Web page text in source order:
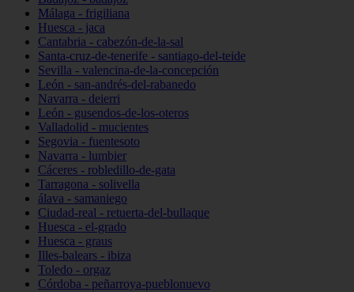
Málaga - frigiliana
Huesca - jaca
Cantabria - cabezón-de-la-sal
Santa-cruz-de-tenerife - santiago-del-teide
Sevilla - valencina-de-la-concepción
León - san-andrés-del-rabanedo
Navarra - deierri
León - gusendos-de-los-oteros
Valladolid - mucientes
Segovia - fuentesoto
Navarra - lumbier
Cáceres - robledillo-de-gata
Tarragona - solivella
álava - samaniego
Ciudad-real - retuerta-del-bullaque
Huesca - el-grado
Huesca - graus
Illes-balears - ibiza
Toledo - orgaz
Córdoba - peñarroya-pueblonuevo